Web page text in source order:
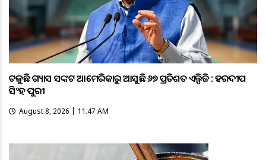
ଟଳୁଛି ଗ୍ୟାସ ସଙ୍କଟ ଆମେରିକାରୁ ଆସୁଛି ୬୭ ପ୍ରତିଶତ ଏଲ୍ପିଜି : ହରଦୀପ
ସିଂହ ପୁରୀ
August 8, 2026 | 11:47 AM